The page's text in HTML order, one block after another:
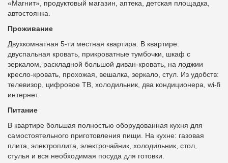
«Магнит», продуктовый магазин, аптека, детская площадка,
автостоянка.
Проживание
Двухкомнатная 5-ти местная квартира. В квартире:
двуспальная кровать, прикроватные тумбочки, шкаф с
зеркалом, раскладной большой диван-кровать, на лоджии
кресло-кровать, прохожая, вешалка, зеркало, стул. Из удобств:
телевизор, цифровое ТВ, холодильник, два кондиционера, wi-fi
интернет.
Питание
В квартире большая полностью оборудованная кухня для
самостоятельного приготовления пищи. На кухне: газовая
плита, электроплита, электрочайник, холодильник, стол,
стулья и вся необходимая посуда для готовки.